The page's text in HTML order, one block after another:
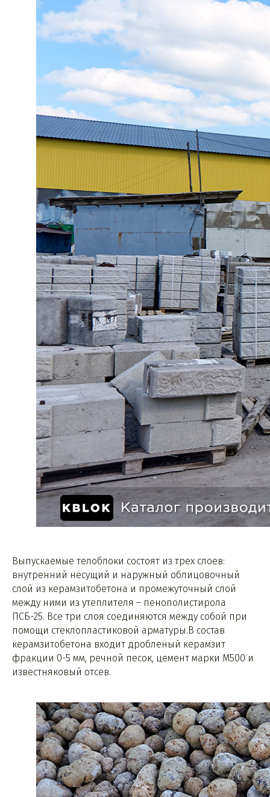
Выпускаемые телоблоки состоят из трех слоев:
внутренний несущий и наружный облицовочный
слой из керамзитобетона и промежуточный слой
между ними из утеплителя – пенополистирола
ПСБ-25. Все три слоя соединяются между собой при
помощи стеклопластиковой арматуры.В состав
керамзитобетона входит дробленый керамзит
фракции 0-5 мм, речной песок, цемент марки М500 и
известняковый отсев.